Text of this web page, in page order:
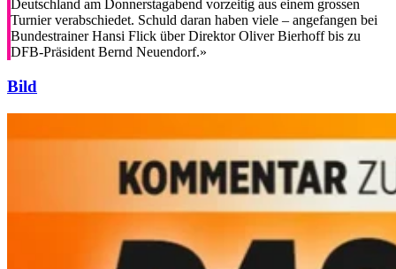
Deutschland am Donnerstagabend vorzeitig aus einem grossen
Turnier verabschiedet. Schuld daran haben viele – angefangen bei
Bundestrainer Hansi Flick über Direktor Oliver Bierhoff bis zu
DFB-Präsident Bernd Neuendorf.»
Bild